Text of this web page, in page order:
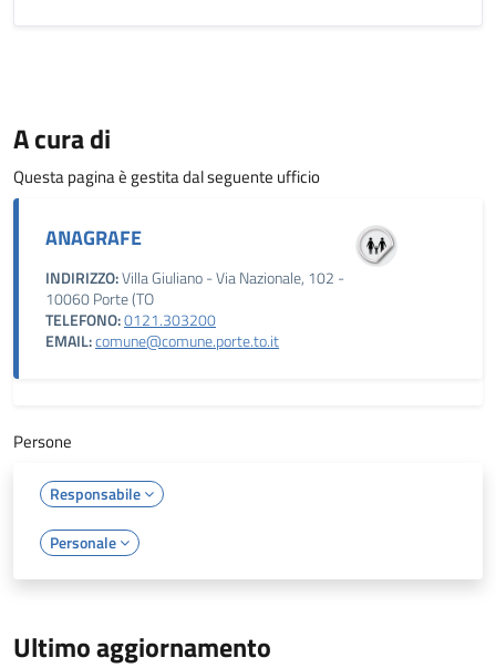
A cura di
Questa pagina è gestita dal seguente ufficio
ANAGRAFE
INDIRIZZO:Villa Giuliano - Via Nazionale, 102 -
10060 Porte (TO
TELEFONO:0121.303200
EMAIL:comune@comune.porte.to.it
Persone
Responsabile
Personale
Ultimo aggiornamento